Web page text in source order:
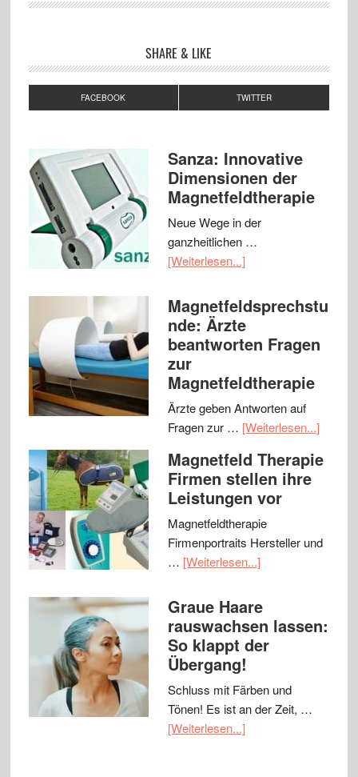
SHARE & LIKE
FACEBOOK TWITTER
Sanza: Innovative
Dimensionen der
Magnetfeldtherapie
Neue Wege in der
ganzheitlichen …
[Weiterlesen...]
Magnetfeldsprechstu
nde: Ärzte
beantworten Fragen
zur
Magnetfeldtherapie
Ärzte geben Antworten auf
Fragen zur … [Weiterlesen...]
Magnetfeld Therapie
Firmen stellen ihre
Leistungen vor
Magnetfeldtherapie
Firmenportraits Hersteller und
… [Weiterlesen...]
Graue Haare
rauswachsen lassen:
So klappt der
Übergang!
Schluss mit Färben und
Tönen! Es ist an der Zeit, …
[Weiterlesen...]